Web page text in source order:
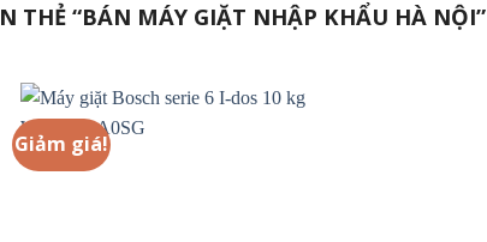
THẺ “BÁN MÁY GIẶT NHẬP KHẨU HÀ NỘI”
Giảm giá!